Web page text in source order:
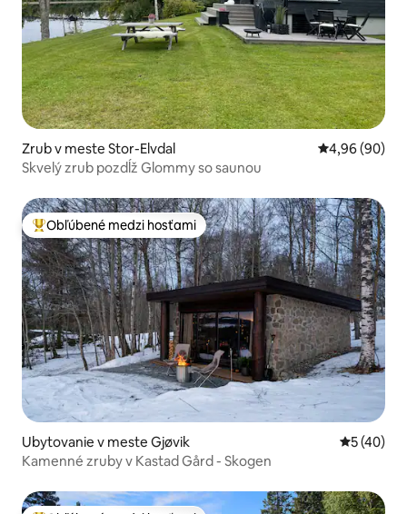
Zrub v meste Stor-Elvdal Priemerné
4,96 (90)
Skvelý zrub pozdĺž Glommy so saunou
Najobľúbenejšie medzi hosťami
Obľúbené medzi hosťami
Ubytovanie v meste Gjøvik
5 (40)
Kamenné zruby v Kastad Gård - Skogen